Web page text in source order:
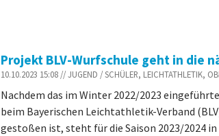
Projekt BLV-Wurfschule geht in die
10.10.2023 15:08 // JUGEND / SCHÜLER, LEICHTATHLETIK,
Nachdem das im Winter 2022/2023
beim Bayerischen Leichtathletik-Verband
gestoßen ist, steht für die Saison 2023/2024 in